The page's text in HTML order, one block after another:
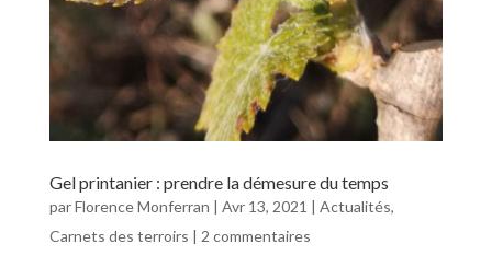
Gel printanier : prendre la démesure du temps
parFlorence Monferran Avr 13, 2021 Actualités,
Carnets des terroirs
2 commentaires